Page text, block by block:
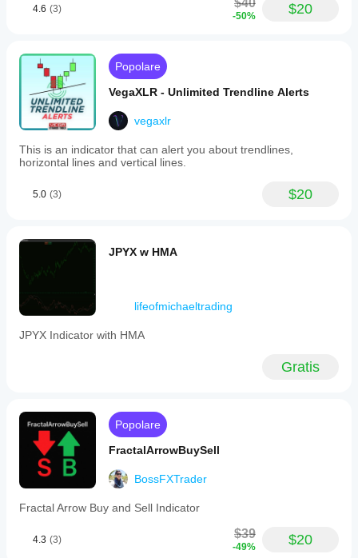
4.6 (3) $40
-50% $20
Popolare
VegaXLR - Unlimited Trendline Alerts
vegaxlr
This is an indicator that can alert you about trendlines,
horizontal lines and vertical lines.
5.0 (3) $20
JPYX w HMA
lifeofmichaeltrading
JPYX Indicator with HMA
Gratis
Popolare
FractalArrowBuySell
BossFXTrader
Fractal Arrow Buy and Sell Indicator
4.3 (3) $39
-49% $20